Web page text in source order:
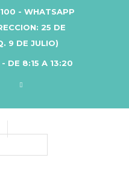
- WHATSAPP
25 DE
9 DE JULIO)
- DE 8:15 A 13:20